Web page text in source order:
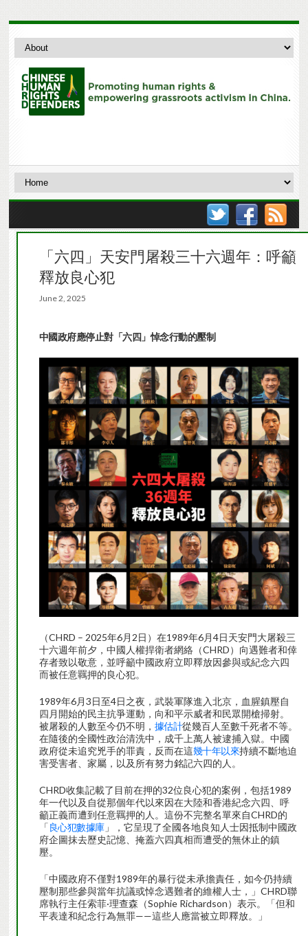
「六四」天安門屠殺三十六週年：呼籲
釋放良心犯
June 2, 2025
中國政府應停止對「六四」悼念行動的壓制
（CHRD – 2025年6月2日）在1989年6月4日天安門大屠殺三
十六週年前夕，中國人權捍衛者網絡（CHRD）向遇難者和倖
存者致以敬意，並呼籲中國政府立即釋放因參與或紀念六四
而被任意羈押的良心犯。
1989年6月3日至4日之夜，武裝軍隊進入北京，血腥鎮壓自
四月開始的民主抗爭運動，向和平示威者和民眾開槍掃射。
被屠殺的人數至今仍不明， 據估計從幾百人至數千死者不等。
在隨後的全國性政治清洗中，成千上萬人被逮捕入獄。中國
政府從未追究兇手的罪責，反而在這幾十年以來持續不斷地迫
害受害者、家屬，以及所有努力銘記六四的人。
CHRD收集記載了目前在押的32位良心犯的案例，包括1989
年一代以及自從那個年代以來因在大陸和香港紀念六四、呼
籲正義而遭到任意羈押的人。這份不完整名單來自CHRD的
「良心犯數據庫」，它呈現了全國各地良知人士因抵制中國政
府企圖抹去歷史記憶、掩蓋六四真相而遭受的無休止的鎮
壓。
「中國政府不僅對1989年的暴行從未承擔責任，如今仍持續
壓制那些參與當年抗議或悼念遇難者的維權人士，」CHRD聯
席執行主任索菲·理查森（Sophie Richardson）表示。「但和
平表達和紀念行為無罪——這些人應當被立即釋放。」